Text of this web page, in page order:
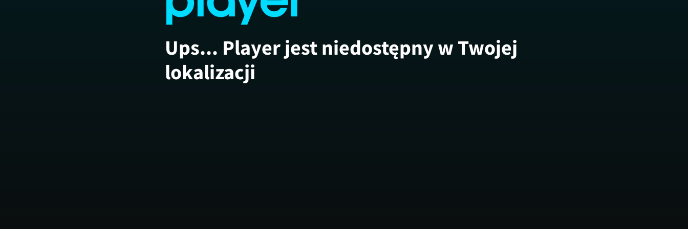
Ups... Player jest niedostępny w Twojej
lokalizacji